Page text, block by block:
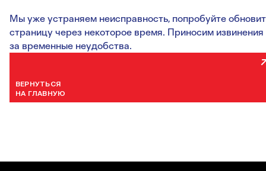
Мы уже устраняем неисправность, попробуйте
страницу через некоторое время. Приносим извинения
за временные неудобства.
ВЕРНУТЬСЯ
НА ГЛАВНУЮ